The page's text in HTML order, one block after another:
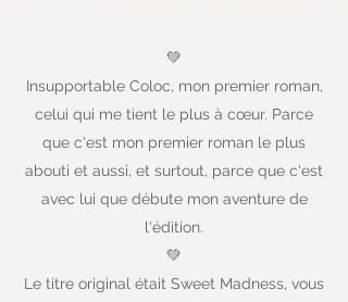
💚
Insupportable Coloc, mon premier roman,
celui qui me tient le plus à cœur. Parce
que c'est mon premier roman le plus
abouti et aussi, et surtout, parce que c'est
avec lui que débute mon aventure de
l'édition.
💚
Le titre original était Sweet Madness, vous